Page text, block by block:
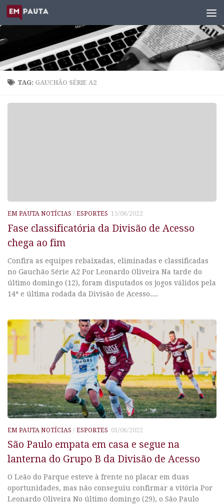
Skip to content
TAG: GAUCHÃO SÉRIE A2
EM PAUTA NOTÍCIAS / ESPORTES 15/06/2022
Fase classificatória da Divisão de Acesso
chega ao fim
Confira as equipes rebaixadas, eliminadas e classificadas
no Gauchão Série A2 Por Leonardo Oliveira Na tarde do
último domingo (12), foram disputados os jogos válidos pela
14ª e última rodada da Divisão de Acesso....
EM PAUTA NOTÍCIAS / ESPORTES 01/06/2022
São Paulo empata em casa e segue na
lanterna do Grupo B da Divisão de Acesso
O Leão do Parque esteve à frente no placar em duas
oportunidades, mas não conseguiu confirmar a vitória Por
Leonardo Oliveira No último domingo (29), o São Paulo